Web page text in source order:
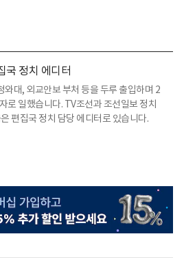
국 정치 에디터
와대, 외교안보 부처 등을 두루 출입하며 2
로 일했습니다. TV조선과 조선일보 정치
편집국 정치 담당 에디터로 있습니다.